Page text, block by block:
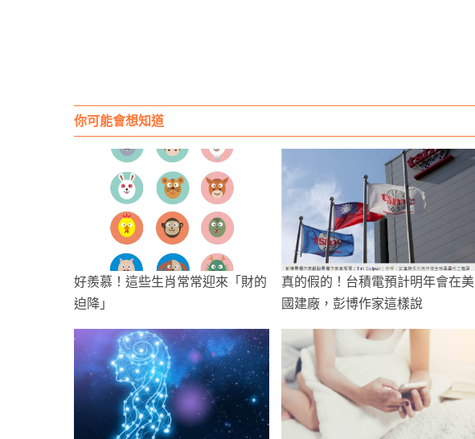
你可能會想知道
好羨慕！這些生肖常常迎來「財的
迫降」
真的假的！台積電預計明年會在美
國建廠，彭博作家這樣說